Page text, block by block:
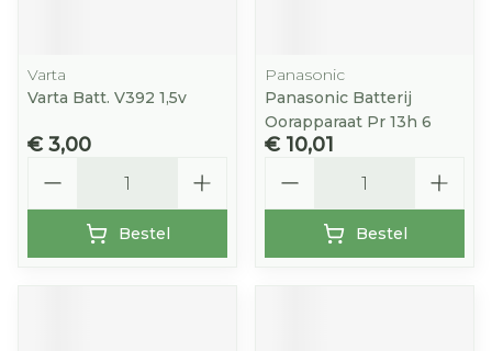
Varta
Varta Batt. V392 1,5v
€ 3,00
Bestel
Panasonic
Panasonic Batterij
Oorapparaat Pr 13h 6
€ 10,01
Bestel